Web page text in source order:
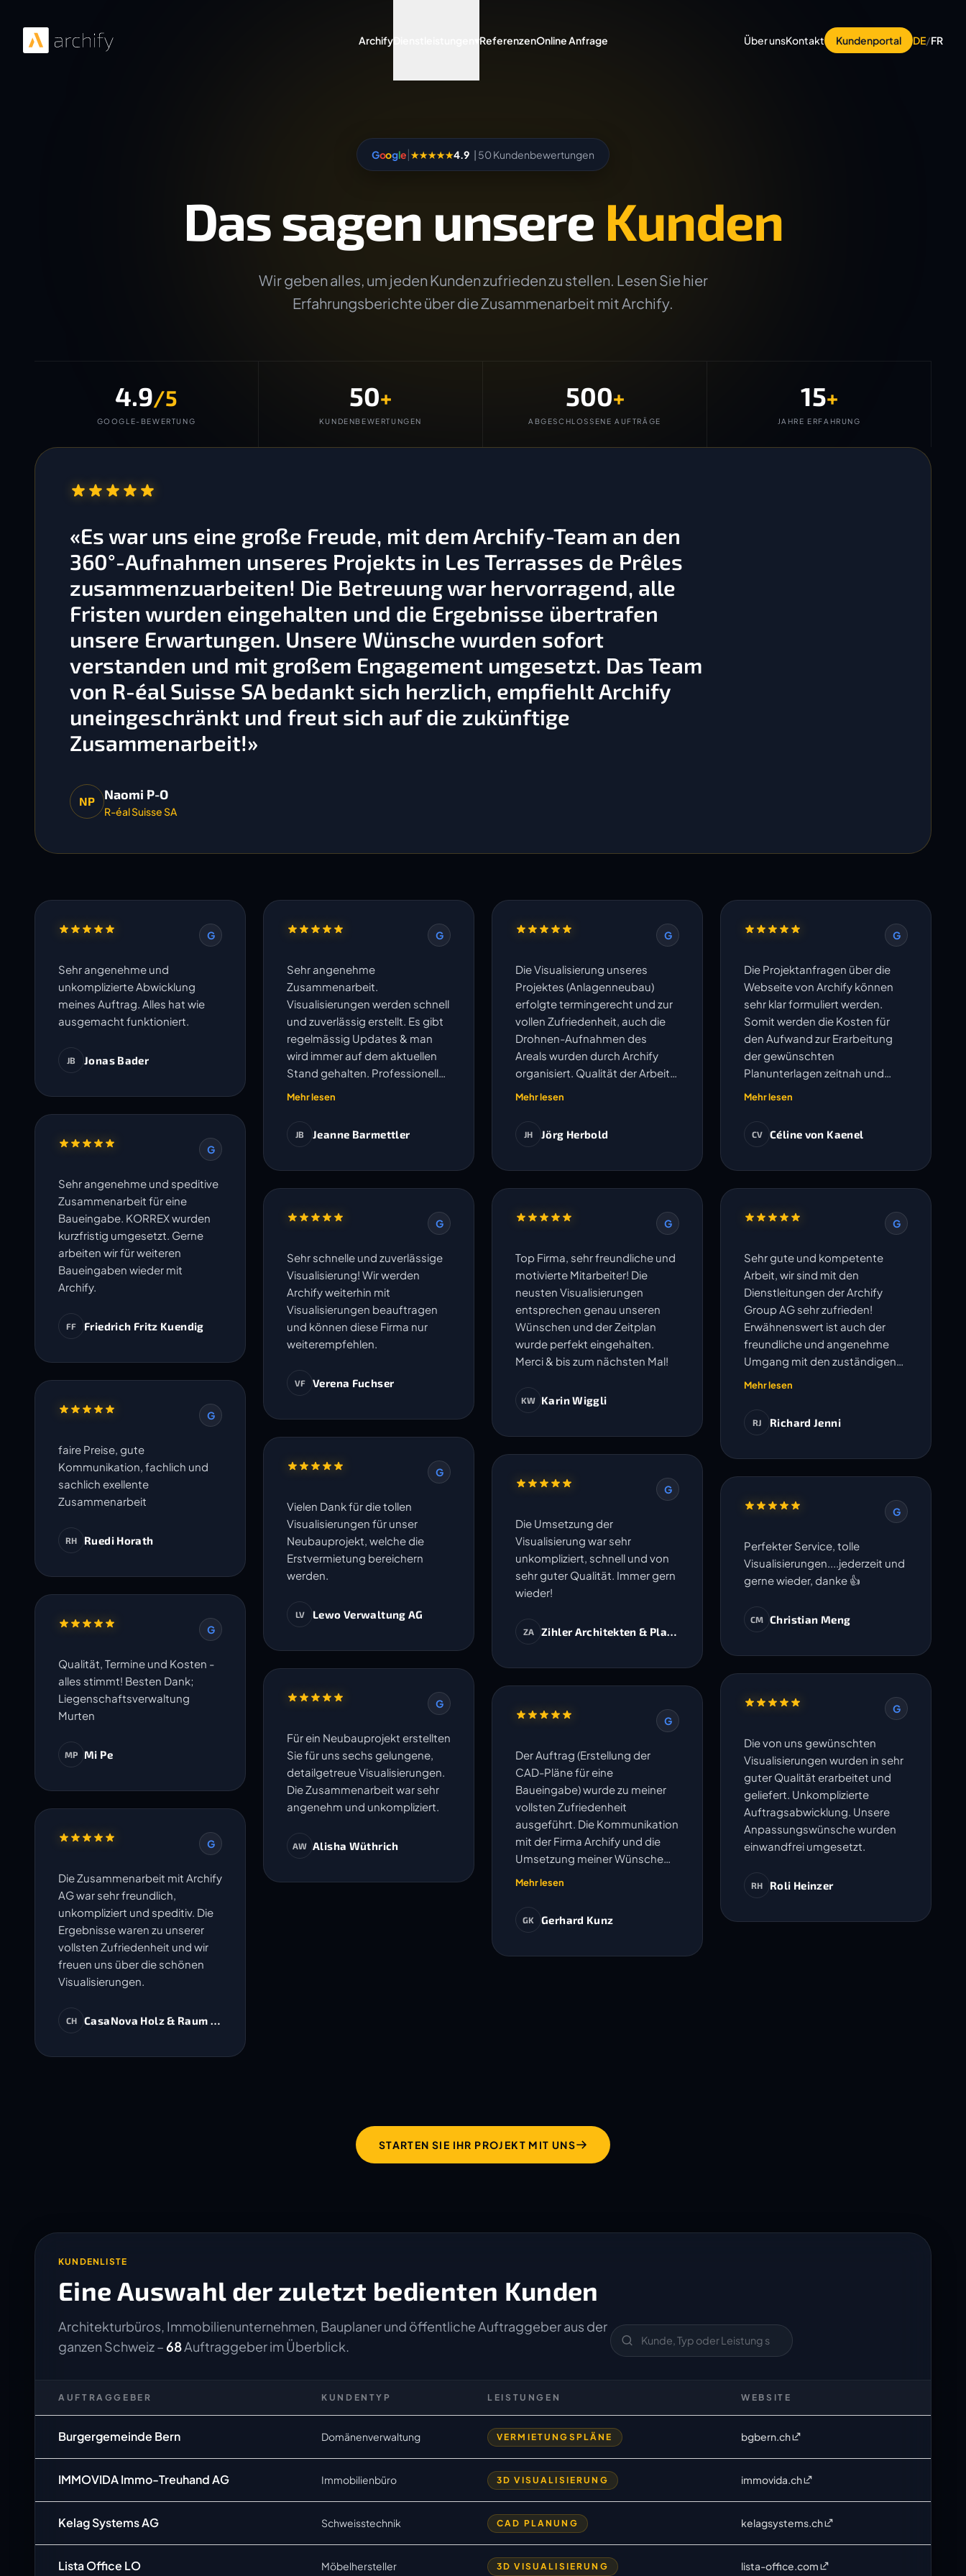
ArchifyDienstleistungen ReferenzenOnline Anfrage Über unsKontakt Kundenportal DE/FR
Google|★★★★★4.9 | 50 Kundenbewertungen
Das sagen unsere Kunden
Wir geben alles, um jeden Kunden zufrieden zu stellen. Lesen Sie hier
Erfahrungsberichte über die Zusammenarbeit mit Archify.
4.9/5
GOOGLE-BEWERTUNG
50+
KUNDENBEWERTUNGEN
500+
ABGESCHLOSSENE AUFTRÄGE
15+
JAHRE ERFAHRUNG
«Es war uns eine große Freude, mit dem Archify-Team an den
360°-Aufnahmen unseres Projekts in Les Terrasses de Prêles
zusammenzuarbeiten! Die Betreuung war hervorragend, alle
Fristen wurden eingehalten und die Ergebnisse übertrafen
unsere Erwartungen. Unsere Wünsche wurden sofort
verstanden und mit großem Engagement umgesetzt. Das Team
von R-éal Suisse SA bedankt sich herzlich, empfiehlt Archify
uneingeschränkt und freut sich auf die zukünftige
Zusammenarbeit!»
NP Naomi P-O
R-éal Suisse SA
G
Sehr angenehme und
unkomplizierte Abwicklung
meines Auftrag. Alles hat wie
ausgemacht funktioniert.
JB Jonas Bader
G
Sehr angenehme und speditive
Zusammenarbeit für eine
Baueingabe. KORREX wurden
kurzfristig umgesetzt. Gerne
arbeiten wir für weiteren
Baueingaben wieder mit
Archify.
FF Friedrich Fritz Kuendig
G
faire Preise, gute
Kommunikation, fachlich und
sachlich exellente
Zusammenarbeit
RH Ruedi Horath
G
Qualität, Termine und Kosten -
alles stimmt! Besten Dank;
Liegenschaftsverwaltung
Murten
MP Mi Pe
G
Die Zusammenarbeit mit Archify
AG war sehr freundlich,
unkompliziert und speditiv. Die
Ergebnisse waren zu unserer
vollsten Zufriedenheit und wir
freuen uns über die schönen
Visualisierungen.
CH CasaNova Holz & Raum AG
G
Sehr angenehme
Zusammenarbeit.
Visualisierungen werden schnell
und zuverlässig erstellt. Es gibt
regelmässig Updates & man
wird immer auf dem aktuellen
Stand gehalten. Professionell
und unkompliziert.
Mehr lesen
JB Jeanne Barmettler
G
Sehr schnelle und zuverlässige
Visualisierung! Wir werden
Archify weiterhin mit
Visualisierungen beauftragen
und können diese Firma nur
weiterempfehlen.
VF Verena Fuchser
G
Vielen Dank für die tollen
Visualisierungen für unser
Neubauprojekt, welche die
Erstvermietung bereichern
werden.
LV Lewo Verwaltung AG
G
Für ein Neubauprojekt erstellten
Sie für uns sechs gelungene,
detailgetreue Visualisierungen.
Die Zusammenarbeit war sehr
angenehm und unkompliziert.
AW Alisha Wüthrich
G
Die Visualisierung unseres
Projektes (Anlagenneubau)
erfolgte termingerecht und zur
vollen Zufriedenheit, auch die
Drohnen-Aufnahmen des
Areals wurden durch Archify
organisiert. Qualität der Arbeit
und Kommunikation sehr gut.
Mehr lesen
JH Jörg Herbold
G
Top Firma, sehr freundliche und
motivierte Mitarbeiter! Die
neusten Visualisierungen
entsprechen genau unseren
Wünschen und der Zeitplan
wurde perfekt eingehalten.
Merci & bis zum nächsten Mal!
KW Karin Wiggli
G
Die Umsetzung der
Visualisierung war sehr
unkompliziert, schnell und von
sehr guter Qualität. Immer gern
wieder!
ZA Zihler Architekten & Planer AG
G
Der Auftrag (Erstellung der
CAD-Pläne für eine
Baueingabe) wurde zu meiner
vollsten Zufriedenheit
ausgeführt. Die Kommunikation
mit der Firma Archify und die
Umsetzung meiner Wünsche
oder Anpassungen wurden
vorbehaltlos empfehlen. - Sie
Mehr lesen
GK Gerhard Kunz
G
Die Projektanfragen über die
Webseite von Archify können
sehr klar formuliert werden.
Somit werden die Kosten für
den Aufwand zur Erarbeitung
der gewünschten
Planunterlagen zeitnah und
transparent ausgewiesen.
Austausch betreffend offenen
umgehend bearbeitet. Die
vereinbarten Termine werden
die Zusammenarbeit in weiteren
Projekten.
Mehr lesen
CV Céline von Kaenel
G
Sehr gute und kompetente
Arbeit, wir sind mit den
Dienstleitungen der Archify
Group AG sehr zufrieden!
Erwähnenswert ist auch der
freundliche und angenehme
Umgang mit den zuständigen
Mitarbeitern.
Mehr lesen
RJ Richard Jenni
G
Perfekter Service, tolle
Visualisierungen....jederzeit und
gerne wieder, danke 👍
CM Christian Meng
G
Die von uns gewünschten
Visualisierungen wurden in sehr
guter Qualität erarbeitet und
geliefert. Unkomplizierte
Auftragsabwicklung. Unsere
Anpassungswünsche wurden
einwandfrei umgesetzt.
RH Roli Heinzer
STARTEN SIE IHR PROJEKT MIT UNS
KUNDENLISTE
Eine Auswahl der zuletzt bedienten Kunden
Architekturbüros, Immobilienunternehmen, Bauplaner und öffentliche Auftraggeber aus der
ganzen Schweiz – 68Auftraggeber im Überblick.
AUFTRAGGEBER KUNDENTYP LEISTUNGEN WEBSITE
Burgergemeinde Bern Domänenverwaltung VERMIETUNGSPLÄNE bgbern.ch
IMMOVIDA Immo-Treuhand AG Immobilienbüro 3D VISUALISIERUNG immovida.ch
Kelag Systems AG Schweisstechnik CAD PLANUNG kelagsystems.ch
Lista Office LO Möbelhersteller 3D VISUALISIERUNG lista-office.com